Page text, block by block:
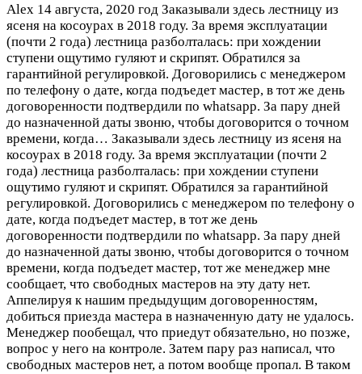
Alex 14 августа, 2020 год Заказывали здесь лестницу из
ясеня на косоурах в 2018 году. За время эксплуатации
(почти 2 года) лестница разболталась: при хождении
ступени ощутимо гуляют и скрипят. Обратился за
гарантийной регулировкой. Договорились с менеджером
по телефону о дате, когда подъедет мастер, в тот же день
договоренности подтвердили по whatsapp. За пару дней
до назначенной даты звоню, чтобы договорится о точном
времени, когда… Заказывали здесь лестницу из ясеня на
косоурах в 2018 году. За время эксплуатации (почти 2
года) лестница разболталась: при хождении ступени
ощутимо гуляют и скрипят. Обратился за гарантийной
регулировкой. Договорились с менеджером по телефону о
дате, когда подъедет мастер, в тот же день
договоренности подтвердили по whatsapp. За пару дней
до назначенной даты звоню, чтобы договорится о точном
времени, когда подъедет мастер, тот же менеджер мне
сообщает, что свободных мастеров на эту дату нет.
Аппелируя к нашим предыдущим договоренностям,
добиться приезда мастера в назначенную дату не удалось.
Менеджер пообещал, что приедут обязательно, но позже,
вопрос у него на контроле. Затем пару раз написал, что
свободных мастеров нет, а потом вообще пропал. В таком